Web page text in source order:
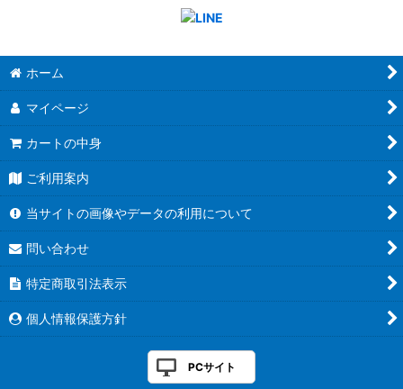
ホーム
マイページ
カートの中身
ご利用案内
当サイトの画像やデータの利用について
問い合わせ
特定商取引法表示
個人情報保護方針
PCサイト